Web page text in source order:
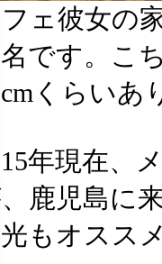
ェ彼女の
です。こ
くらいあ
年現在、
鹿児島に
もオスス